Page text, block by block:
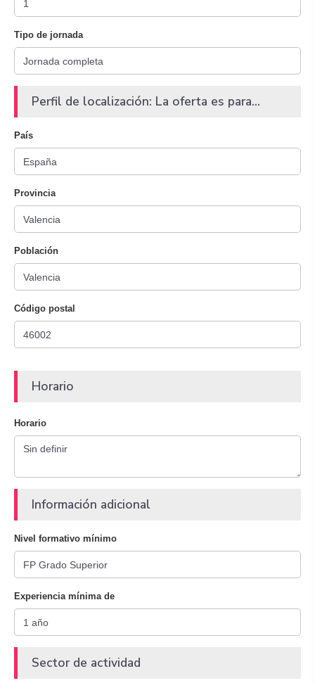
Tipo de jornada
Perfil de localización: La oferta es para...
País
Provincia
Población
Código postal
Horario
Horario
Información adicional
Nivel formativo mínimo
Experiencia mínima de
Sector de actividad